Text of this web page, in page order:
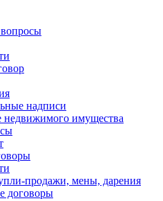
вопросы
надписи
недвижимого имущества
продажи, мены, дарения
договоры